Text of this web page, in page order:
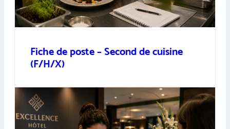
Fiche de poste – Second de cuisine
(F/H/X)